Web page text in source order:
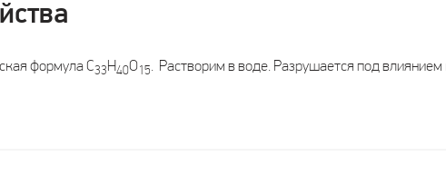
формула С33Н40О 15. Растворим в воде. Разрушается под